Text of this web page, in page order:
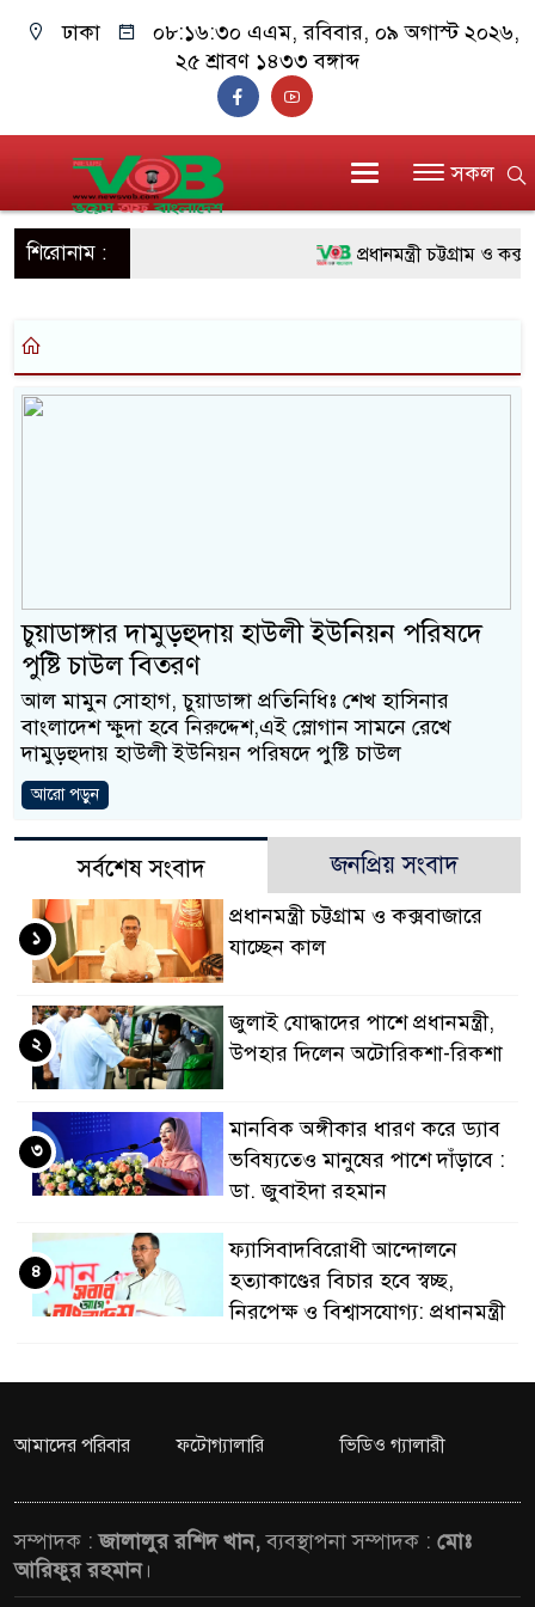
ঢাকা ০৮:১৬:৩০ এএম, রবিবার, ০৯ অগাস্ট ২০২৬,
২৫ শ্রাবণ ১৪৩৩ বঙ্গাব্দ
সকল
শিরোনাম : প্রধানমন্ত্রী চট্টগ্রাম ও
মাননীয় প্রধানমন্ত্রী,
উদ্ধার
জনগণ পরিবর্তন
মিরপুর মডেল থানার
মাদক কারবারি গ্রেফতার
থানা পুলিশ
যেকোনো সময় বেনজীরের
চুয়াডাঙ্গার দামুড়হুদায় হাউলী ইউনিয়ন পরিষদে
পুষ্টি চাউল বিতরণ
আল মামুন সোহাগ, চুয়াডাঙ্গা প্রতিনিধিঃ শেখ হাসিনার
বাংলাদেশ ক্ষুদা হবে নিরুদ্দেশ,এই স্লোগান সামনে রেখে
দামুড়হুদায় হাউলী ইউনিয়ন পরিষদে পুষ্টি চাউল
আরো পড়ুন
সর্বশেষ সংবাদ জনপ্রিয় সংবাদ
প্রধানমন্ত্রী চট্টগ্রাম ও কক্সবাজারে
যাচ্ছেন কাল
১
জুলাই যোদ্ধাদের পাশে প্রধানমন্ত্রী,
উপহার দিলেন অটোরিকশা-রিকশা
২
মানবিক অঙ্গীকার ধারণ করে ড্যাব
ভবিষ্যতেও মানুষের পাশে দাঁড়াবে :
ডা. জুবাইদা রহমান
৩
ফ্যাসিবাদবিরোধী আন্দোলনে
হত্যাকাণ্ডের বিচার হবে স্বচ্ছ,
নিরপেক্ষ ও বিশ্বাসযোগ্য: প্রধানমন্ত্রী
৪
সিল-স্বাক্ষর জালিয়াতি চক্রের পাঁচ
জুলাই আন্দোলন সফল হয়েছে :
৬
আমাদের পরিবার ফটোগ্যালারি ভিডিও গ্যালারী
সম্পাদক :জালালুর রশিদ খান,ব্যবস্থাপনা সম্পাদক : মোঃ
আরিফুর রহমান।